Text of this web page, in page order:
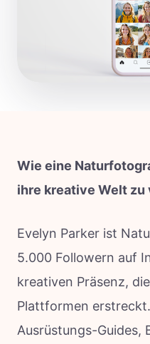
Wie eine
ihre kreative Welt zu
Evelyn Parker ist
5.000 Followern auf
kreativen Präsenz,
Plattformen
Ausrüstungs-Guides,